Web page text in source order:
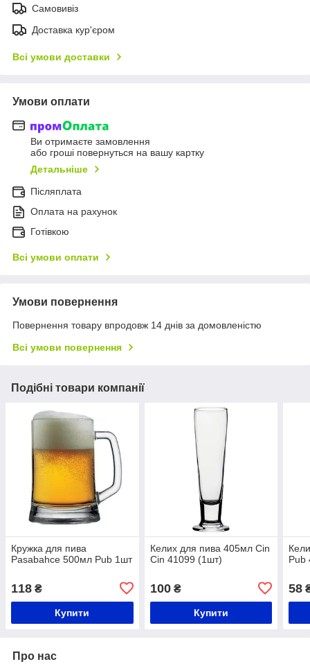
Самовивіз
Доставка кур'єром
Всі умови доставки
Умови оплати
Ви отримаєте замовлення
або гроші повернуться на вашу картку
Детальніше
Післяплата
Оплата на рахунок
Готівкою
Всі умови оплати
Умови повернення
Повернення товару впродовж 14 днів за домовленістю
Всі умови повернення
Подібні товари компанії
Кружка для пива
Pasabahce 500мл Pub 1шт
118 ₴
Купити
Келих для пива 405мл Cin
Cin 41099 (1шт)
100₴
Купити
Pub
58
Про нас